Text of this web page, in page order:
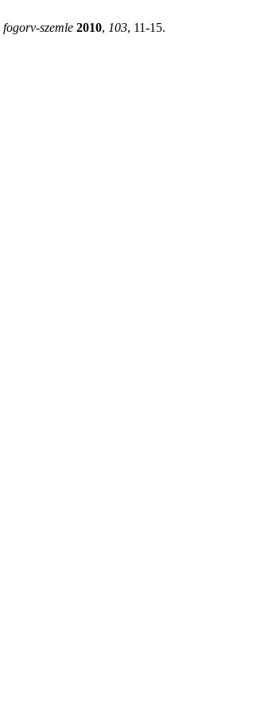
fogorv-szemle 2010, 103, 11-15.